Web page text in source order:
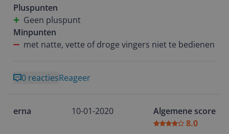
Pluspunten
Geen pluspunt
Minpunten
met natte, vette of droge vingers niet te bedienen
0 reactiesReageer
erna 10-01-2020
Algemene score
8.0